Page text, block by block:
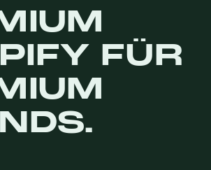
FÜR